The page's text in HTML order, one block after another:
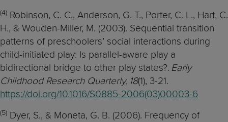
(4) Robinson, C. C., Anderson, G. T., Porter, C. L., Hart, C.
H., & Wouden-Miller, M. (2003). Sequential transition
patterns of preschoolers’ social interactions during
child-initiated play: Is parallel-aware play a
bidirectional bridge to other play states?. Early
Childhood Research Quarterly, 18(1), 3-21.
https://doi.org/10.1016/S0885-2006(03)00003-6
(5) Dyer, S., & Moneta, G. B. (2006). Frequency of